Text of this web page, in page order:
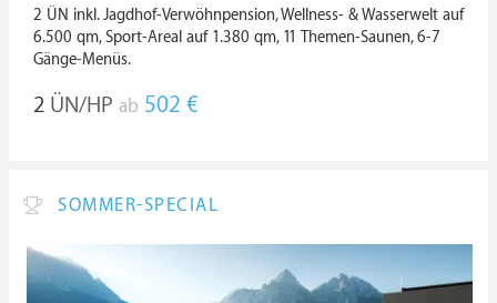
2 ÜN inkl. Jagdhof-Verwöhnpension, Wellness- & Wasserwelt auf
6.500 qm, Sport-Areal auf 1.380 qm, 11 Themen-Saunen, 6-7
Gänge-Menüs.
2 ÜN/HP ab 502 €
SOMMER-SPECIAL